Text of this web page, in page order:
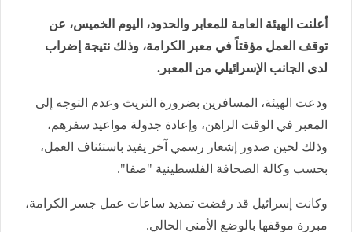
أعلنت الهيئة العامة للمعابر والحدود، اليوم الخميس، عن
توقف العمل مؤقتاً في معبر الكرامة، وذلك نتيجة إضراب
لدى الجانب الإسرائيلي من المعبر.
ودعت الهيئة، المسافرين بضرورة التريث وعدم التوجه إلى
المعبر في الوقت الراهن، وإعادة جدولة مواعيد سفرهم،
وذلك لحين صدور إشعار رسمي آخر يفيد باستئناف العمل،
بحسب وكالة الصحافة الفلسطينية "صفا".
وكانت إسرائيل قد رفضت تمديد ساعات عمل جسر الكرامة،
مبررة موقفها بالوضع الأمني الحالي.